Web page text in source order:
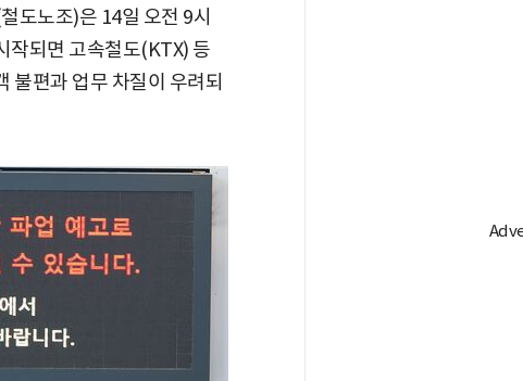
도노조)은 14일 오전 9시
작되면 고속철도(KTX) 등
편과 업무 차질이 우려되